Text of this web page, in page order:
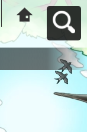
大府市民活動支
援サイト コラビ
アへ戻る